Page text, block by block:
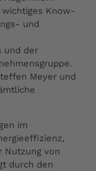
Know-
und
und der
Meyer und
im
Nutzung von
durch den